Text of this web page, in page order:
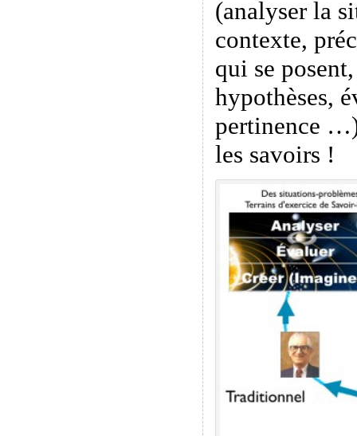
(analyser la
contexte,
qui se
hypothèses,
pertinence
les savoirs !